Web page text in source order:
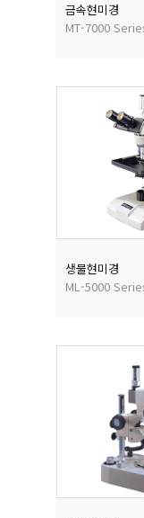
금속현미경
생물현미경
ML-5000